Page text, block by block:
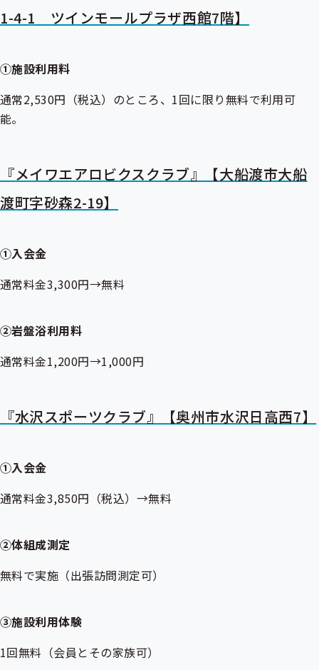
1-4-1 ツインモールプラザ西館7階】
①施設利用料
通常2,530円（税込）のところ、1回に限り無料で利用可
能。
『メイワエアロビクスクラブ』【大船渡市大船
渡町字砂森2-19】
①入会金
通常料金3,300円→無料
②岩盤浴利用料
通常料金1,200円→1,000円
『水沢スポーツクラブ』【奥州市水沢日高西7】
①入会金
通常料金3,850円（税込）→無料
②体組成測定
無料で実施（出張訪問測定可）
③施設利用体験
1回無料（会員とその家族可）